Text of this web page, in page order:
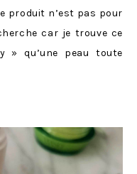
produit n’est pas pour
car je trouve ce
» qu’une peau toute